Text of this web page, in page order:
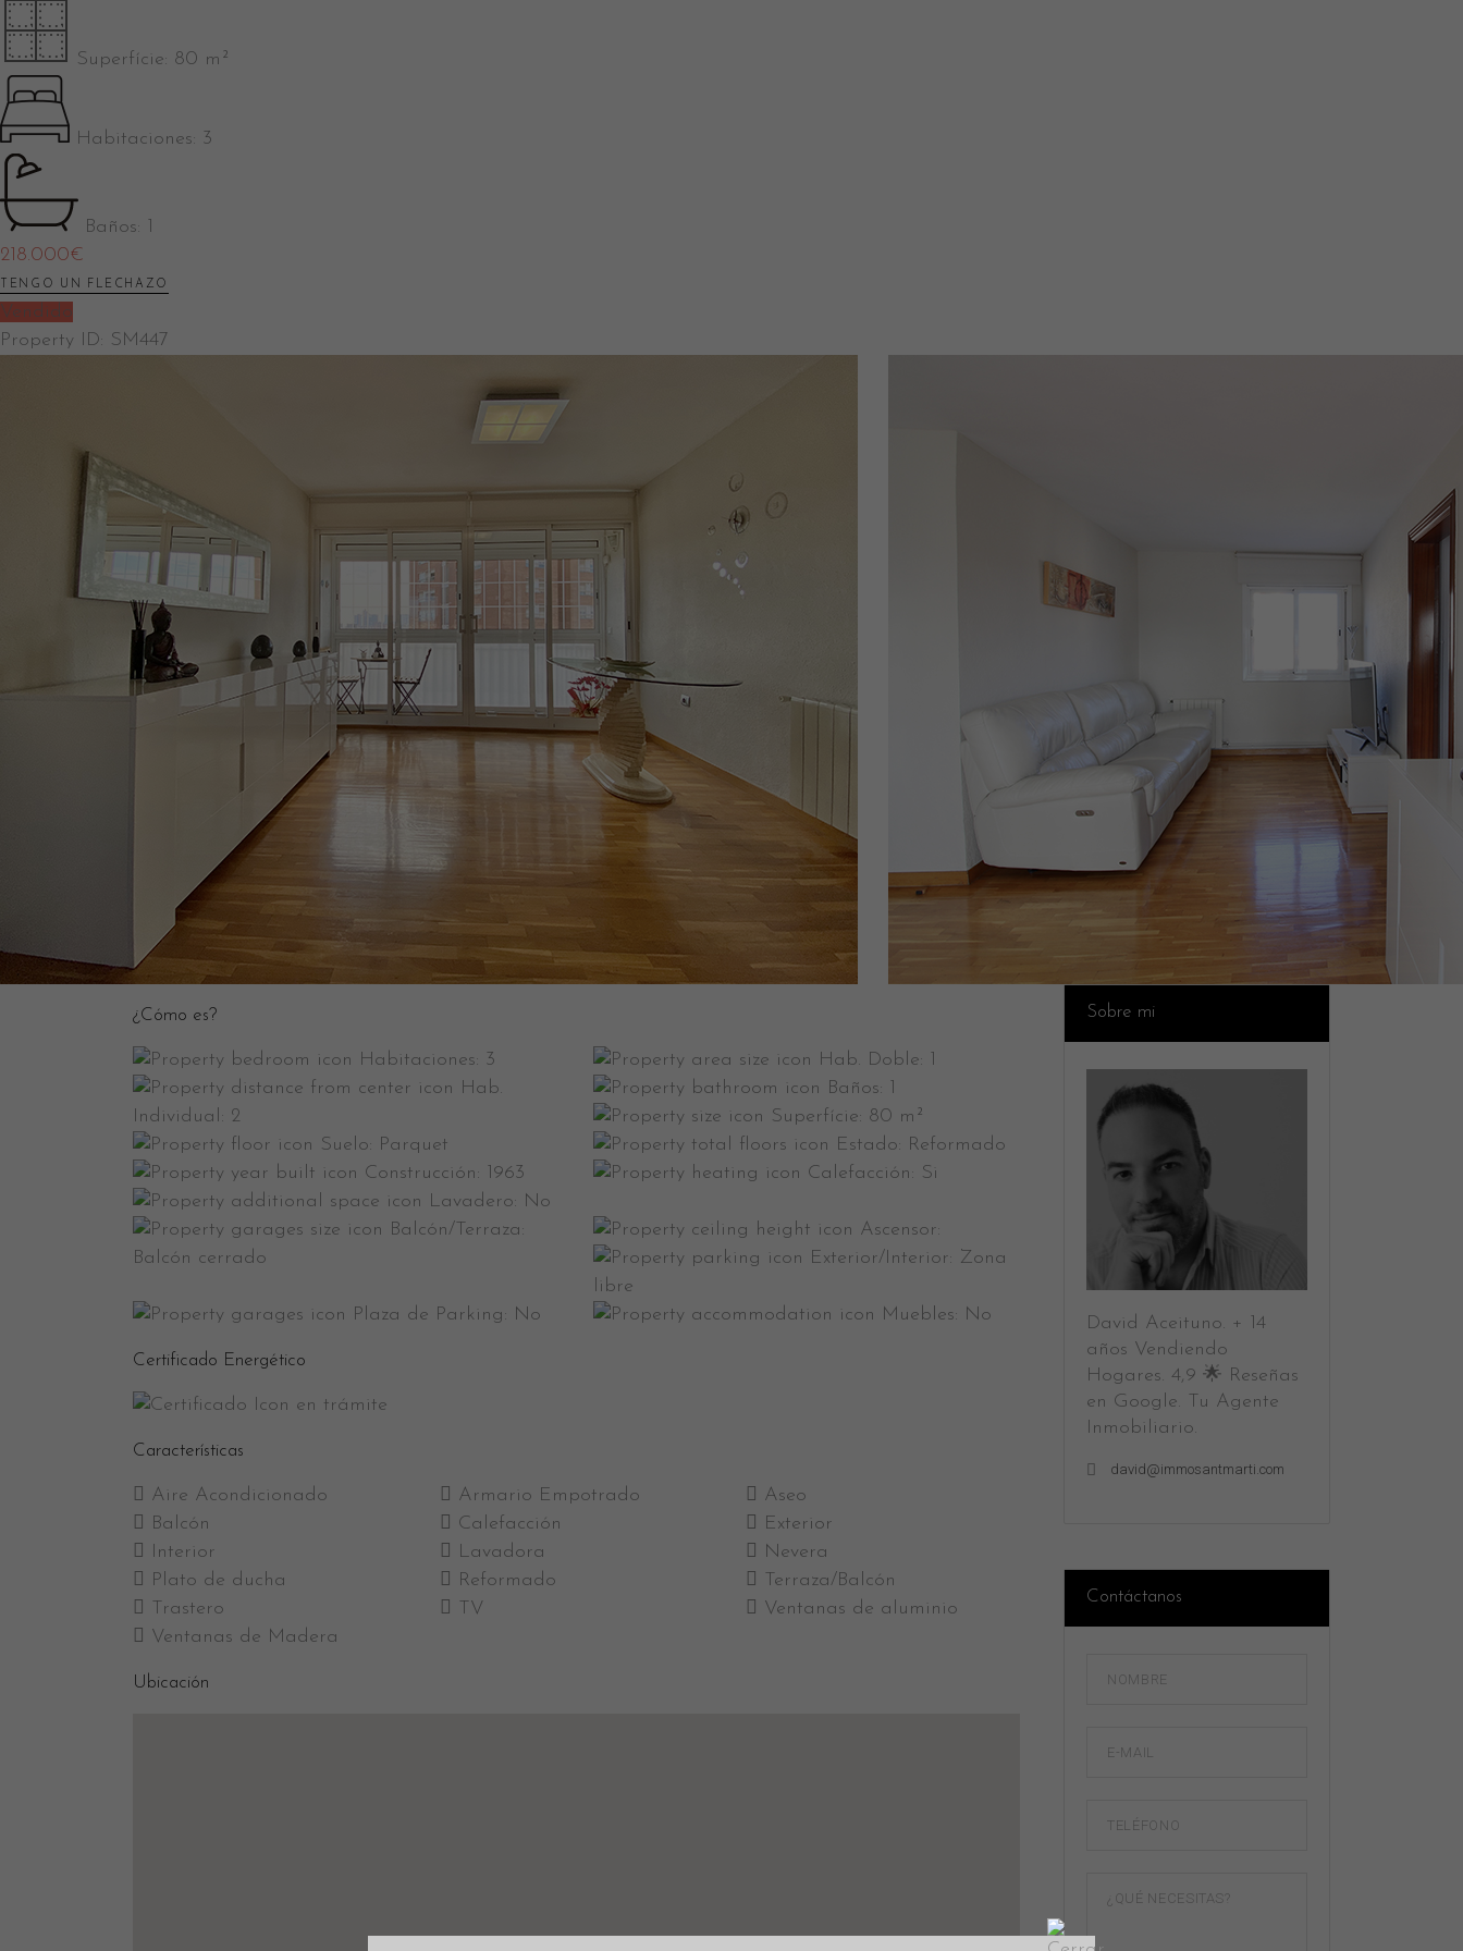
Superfície: 80 m²
Habitaciones: 3
Baños: 1
218.000€
TENGO UN FLECHAZO
Vendido
Property ID: SM447
¿Cómo es?
Habitaciones: 3 Hab. Doble: 1
Hab.
Individual: 2
Baños: 1
Superfície: 80 m²
Suelo: Parquet Estado: Reformado
Construcción: 1963 Calefacción: Si
Lavadero: No
Balcón/Terraza:
Balcón cerrado
Ascensor:
Exterior/Interior: Zona
libre
Plaza de Parking: No Muebles: No
Certificado Energético
en trámite
Características
Aire Acondicionado Armario Empotrado
Aseo
Balcón
Calefacción
Exterior
Interior
Lavadora
Nevera
Plato de ducha
Reformado
Terraza/Balcón
Trastero
TV
Ventanas de aluminio
Ventanas de Madera
Ubicación
Sobre mi
David Aceituno. + 14
años Vendiendo
Hogares. 4,9 🌟 Reseñas
en Google. Tu Agente
Inmobiliario.
david@immosantmarti.com
Contáctanos